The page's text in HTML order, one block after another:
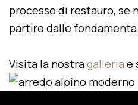
processo di restauro, se
partire dalle
Visita la nostragalleria e